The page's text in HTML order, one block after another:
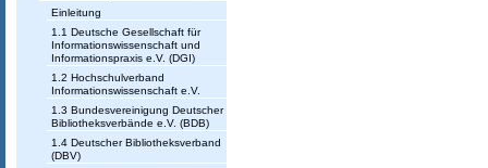
Einleitung
1.1 Deutsche Gesellschaft für
Informationswissenschaft und
Informationspraxis e.V. (DGI)
1.2 Hochschulverband
Informationswissenschaft e.V.
1.3 Bundesvereinigung Deutscher
Bibliotheksverbände e.V. (BDB)
1.4 Deutscher Bibliotheksverband
(DBV)